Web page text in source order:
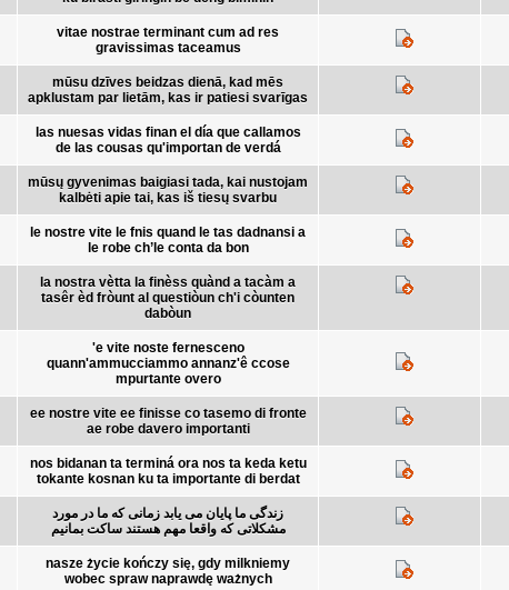
vitae nostrae terminant cum ad res
gravissimas taceamus
mūsu dzīves beidzas dienā, kad mēs
apklustam par lietām, kas ir patiesi svarīgas
las nuesas vidas finan el día que callamos
de las cousas qu'importan de verdá
mūsų gyvenimas baigiasi tada, kai nustojam
kalbėti apie tai, kas iš tiesų svarbu
le nostre vite le fnis quand le tas dadnansi a
le robe ch’le conta da bon
la nostra vètta la finèss quànd a tacàm a
tasêr èd fròunt al questiòun ch'i còunten
dabòun
'e vite noste fernesceno
quann'ammucciammo annanz'ê ccose
mpurtante overo
ee nostre vite ee finisse co tasemo di fronte
ae robe davero importanti
nos bidanan ta terminá ora nos ta keda ketu
tokante kosnan ku ta importante di berdat
زندگی ما پایان می یابد زمانی که ما در مورد
مشکلاتی که واقعا مهم هستند ساکت بمانیم
nasze życie kończy się, gdy milkniemy
wobec spraw naprawdę ważnych